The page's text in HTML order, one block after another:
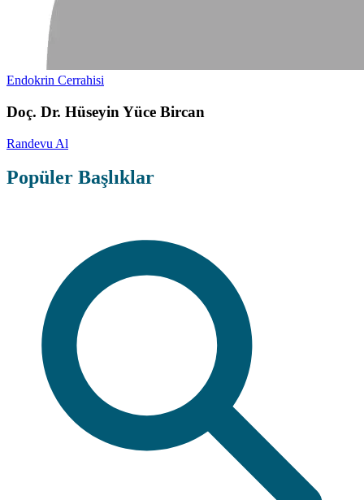
Endokrin Cerrahisi
Doç. Dr. Hüseyin Yüce Bircan
Randevu Al
Popüler Başlıklar